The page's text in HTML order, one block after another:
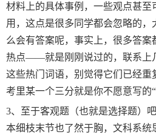
材料上的具体事例，一些观点甚至
用，这点是很多同学都会忽略的，
么会有答案呢，事实上，很多答案
热点——就是刚刚说过的，联系上
这些热门词语，别觉得它们已经重
考里某一个三分就是你不愿意写的“
3、至于客观题（也就是选择题）
本细枝末节也了然于胸，文科系统